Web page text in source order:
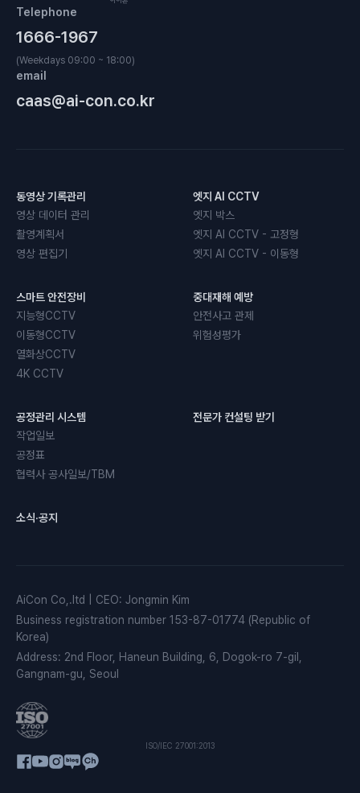
Telephone
1666-1967
(Weekdays 09:00 ~ 18:00)
email
caas@ai-con.co.kr
동영상 기록관리
영상 데이터 관리
촬영계획서
영상 편집기
엣지 AI CCTV
엣지 박스
엣지 AI CCTV - 고정형
엣지 AI CCTV - 이동형
스마트 안전장비
지능형CCTV
이동형CCTV
열화상CCTV
4K CCTV
중대재해 예방
안전사고 관제
위험성평가
공정관리 시스템
작업일보
공정표
협력사 공사일보/TBM
전문가 컨설팅 받기
소식·공지
AiCon Co,.ltd CEO: Jongmin Kim
Business registration number 153-87-01774 (Republic of
Korea)
Address: 2nd Floor, Haneun Building, 6, Dogok-ro 7-gil,
Gangnam-gu, Seoul
ISO/IEC 27001:2013